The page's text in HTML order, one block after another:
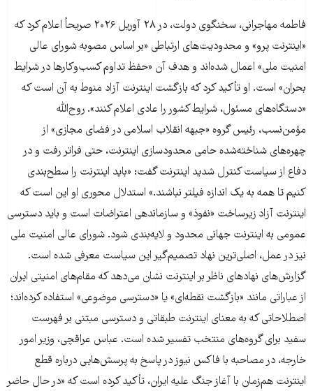
فاطمه مهاجرانی، سخنگوی دولت، در ۲۸ آوریل ۲۰۲۶ صریحاً اعلام کرد که
«اینترنت پرو» و محدودیت‌های ارتباطی «بر اساس مصوبه شورای عالی
امنیت ملی» اعمال شده‌اند و هدف آن «حفظ تداوم کسب‌وکارها در شرایط
بحران» است. او تأکید کرد که بازگشت اینترنت آزاد منوط به آن است که
«دستگاه‌های مسئول، شرایط کشور را عادی اعلام کنند». روح‌الله
مؤمن‌نسب، رئیس گروه «جبهه انقلاب اسلامی در فضای مجازی» از
چهره‌های شناخته‌شده حامی محدودسازی اینترنت، حتی فراتر رفت و در
دفاع از سیاست کنترل شدید اینترنت گفت: «باید اینترنت را سطح‌بندی
کنیم تا همه به یک اندازه فیلتر نباشند.» استدلال محوری او این است که
اینترنت آزاد زیرساخت «نفوذ» و سازماندهی اعتراضات است و باید دسترسی
عمومی به اینترنت جهانی محدود و لایه‌بندی شود. شورای عالی امنیت ملی
نیز در عمل، اصلی‌ترین نهاد تصمیم‌گیر این سیاست معرفی شده است.
گزارش‌های نهادهای ناظر بر اینترنت نشان می‌دهد که مقام‌های امنیتی ایران
از عباراتی مانند «بازگشت نقطه‌ای» یا «دسترسی موضوعی» استفاده کرده‌اند؛
اصطلاحاتی که به معنای اینترنت طبقاتی و دسترسی مبتنی بر فهرست
سفید برای گروه‌های منتخب تفسیر شده است. عباس عراقچی، وزیر امور
خارجه، در مصاحبه با فاکس نیوز در پاسخ به پرسش‌هایی درباره قطع
اینترنت هم‌زمان با آغاز جنگ علیه ایران، تأکید کرده است که «در حال حاضر